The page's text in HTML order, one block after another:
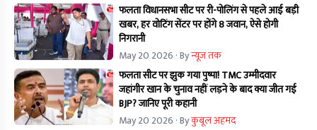
फलता विधानसभा सीट पर री-पोलिंग से पहले आई बड़ी
खबर, हर वोटिंग सेंटर पर होंगे 8 जवान, ऐसे होगी
निगरानी
May 20 2026 · Byन्यूज तक
फलता सीट पर झुक गया पुष्पा! TMC उम्मीदवार
जहांगीर खान के चुनाव नहीं लड़ने के बाद क्या जीत गई
BJP? जानिए पूरी कहानी
May 20 2026 · Byकुबूल अहमद